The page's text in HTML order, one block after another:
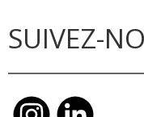
SUIVEZ-